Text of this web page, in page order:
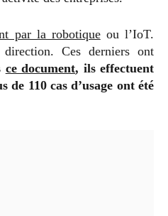
par la robotiqueou l’IoT.
Ces derniers ont
ce document, ils effectuent
110 cas d’usage ont été